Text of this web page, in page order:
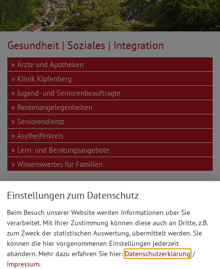
Gesundheit | Soziales | Integration
Ärzte und Apotheken
Klinik Kipfenberg
Jugend- und Seniorenbeauftragte
Rentenangelegenheiten
Seniorendienst
Asylhelferkreis
Lern- und Beratungsangebote
Wissenswertes für Familien
Sportangebote
Sportliche Angebote finden Sie bei vielen
Kipfenberger Vereinen und der VHS Beilngries,
Zweigstelle Kipfenberg.
Vereinsverzeichnis Kipfenberg:
https://www.kipfenberg.de/vereine/vereine_verbaende/
Einstellungen zum Datenschutz
Beim Besuch unserer Website werden Informationen über Sie
verarbeitet. Mit Ihrer Zustimmung können diese auch an Dritte, z.B.
zum Zweck der statistischen Auswertung, übermittelt werden. Sie
können die hier vorgenommenen Einstellungen jederzeit
abändern. Mehr dazu erfahren Sie hier: Datenschutzerklärung /
Impressum.